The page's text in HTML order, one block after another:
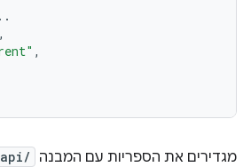
,
,
מגדירים את הספריות עם המבנה